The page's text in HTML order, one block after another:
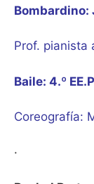
Bombardino:
Prof. pianista
Baile: 4.º
Coreografía:
·